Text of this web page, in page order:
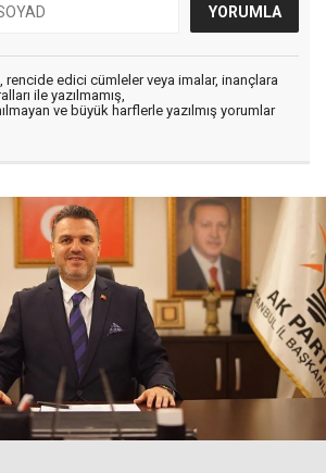
rencide edici cümleler veya imalar, inançlara
ile yazılmamış,
ve büyük harflerle yazılmış yorumlar